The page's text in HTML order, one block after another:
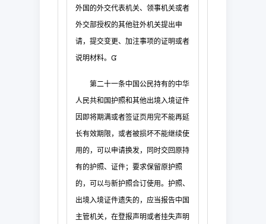
外国的外交代表机关、领事机关或者
外交部授权的其他驻外机关提出申
请，提交变更、加注事项的证明或者
说明材料。
第二十一条中国公民持有的中华
人民共和国护照和其他出境入境证件
因即将期满或者签证页用完不能再延
长有效期限，或者被损坏不能继续使
用的，可以申请换发，同时交回原持
有的护照、证件；要求保留原护照
的，可以与新护照合订使用。护照、
出境入境证件遗失的，应当报告中国
主管机关，在登报声明或者挂失声明